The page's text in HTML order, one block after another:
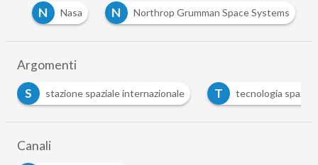
N Nasa N Northrop Grumman Space Systems
Argomenti
S
stazione spaziale internazionale T tecnologia spaziale
Canali